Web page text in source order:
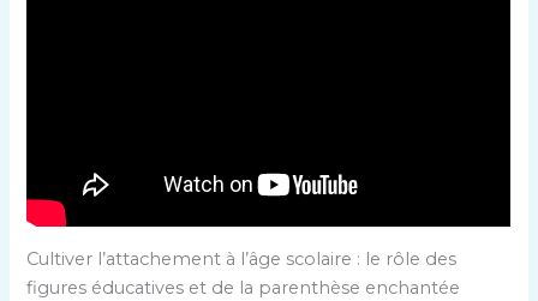
Cultiver l’attachement à l’âge scolaire : le rôle des
figures éducatives et de la parenthèse enchantée